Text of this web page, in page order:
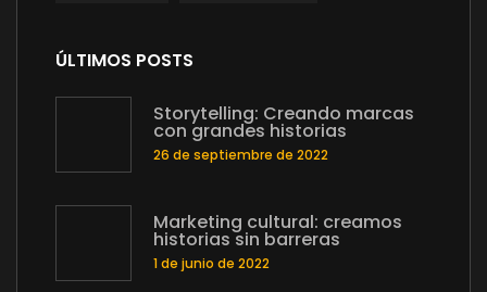
ÚLTIMOS POSTS
Storytelling: Creando marcas
con grandes historias
26 de septiembre de 2022
Marketing cultural: creamos
historias sin barreras
1 de junio de 2022